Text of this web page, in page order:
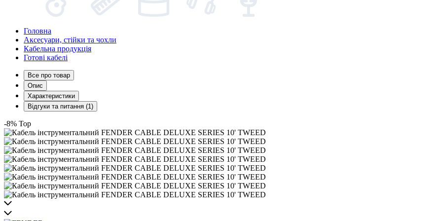
Головна
Аксесуари, стійки та чохли
Кабельна продукція
Готові кабелі
Все про товар
Опис
Характеристики
Відгуки та питання (1)
-8% Top